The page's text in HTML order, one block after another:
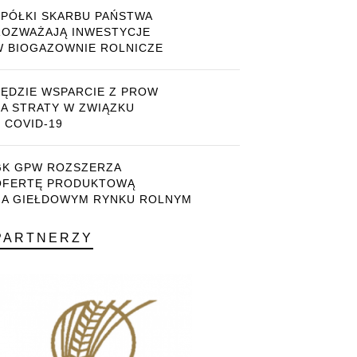
SKARBU PAŃSTWA
INWESTYCJE
BIOGAZOWNIE ROLNICZE
WSPARCIE Z PROW
STRATY W ZWIĄZKU
COVID-19
GPW ROZSZERZA
PRODUKTOWĄ
GIEŁDOWYM RYNKU ROLNYM